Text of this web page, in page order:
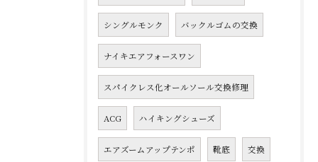
シングルモンク バックルゴムの交換
ナイキエアフォースワン
スパイクレス化オールソール交換修理
ACG ハイキングシューズ
エアズームアップテンポ 靴底 交換